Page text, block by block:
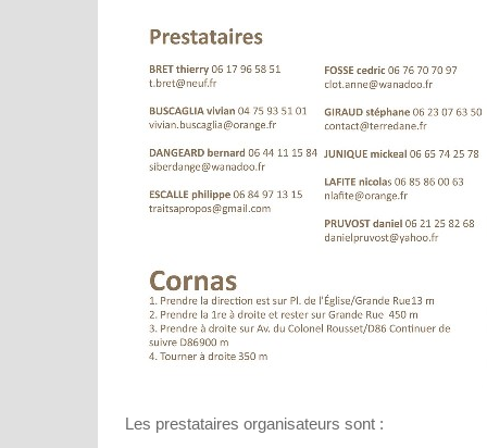
Les prestataires organisateurs sont :